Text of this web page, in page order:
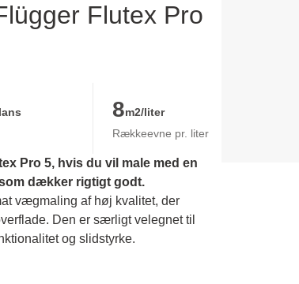
Flutex Pro
8m2/liter
Rækkeevne pr. liter
Pro 5, hvis du vil male med en
dækker rigtigt godt.
vægmaling af høj kvalitet, der
Den er særligt velegnet til
og slidstyrke.